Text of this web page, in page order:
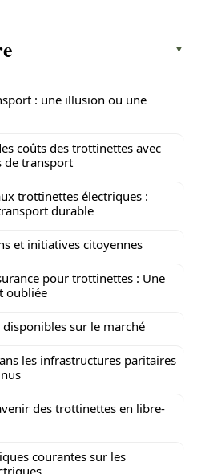
: une illusion ou une
coûts des trottinettes avec
de transport
trottinettes électriques :
durable
et initiatives citoyennes
pour trottinettes : Une
oubliée
disponibles sur le marché
les infrastructures paritaires
des trottinettes en libre-
courantes sur les